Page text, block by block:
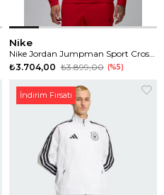
Nike
₺3.704,00 ₺3.899,00 %5
İndirim Fırsatı